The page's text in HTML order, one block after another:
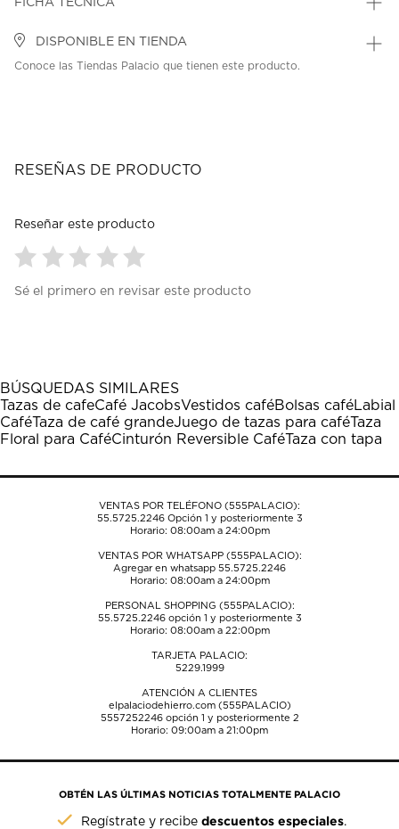
FICHA TÉCNICA
DISPONIBLE EN TIENDA
Conoce las Tiendas Palacio que tienen este producto.
RESEÑAS DE PRODUCTO
Reseñar este producto
para
1
estrella
Esta
acción
abrirá
formulario
para
estrellas.
Esta
acción
abrirá
formulario
para
estrellas.
Esta
acción
abrirá
formulario
envío.
para
estrellas.
Esta
acción
abrirá
formulario
envío.
para
estrellas.
Esta
acción
abrirá
formulario
envío.
Sé el primero en revisar este producto
BÚSQUEDAS SIMILARES
Tazas de cafeCafé JacobsVestidos caféBolsas caféLabial
CaféTaza de café grandeJuego de tazas para caféTaza
Floral para CaféCinturón Reversible CaféTaza con tapa
VENTAS POR TELÉFONO (555PALACIO):
55.5725.2246Opción 1 y posteriormente 3
Horario: 08:00am a 24:00pm
VENTAS POR WHATSAPP (555PALACIO):
Agregar en whatsapp 55.5725.2246
Horario: 08:00am a 24:00pm
PERSONAL SHOPPING (555PALACIO):
55.5725.2246opción 1 y posteriormente 3
Horario: 08:00am a 22:00pm
TARJETA PALACIO:
5229.1999
ATENCIÓN A CLIENTES
elpalaciodehierro.com (555PALACIO)
5557252246opción 1 y posteriormente 2
Horario: 09:00am a 21:00pm
OBTÉN LAS ÚLTIMAS NOTICIAS TOTALMENTE PALACIO
Regístrate y recibedescuentos especiales.